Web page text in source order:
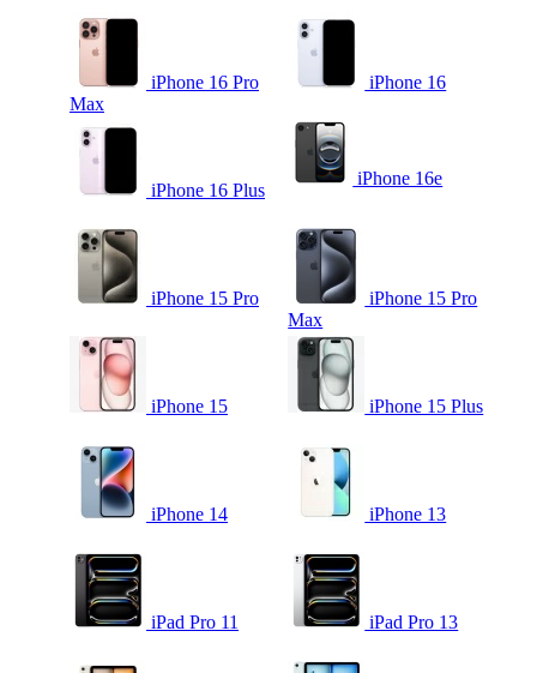
iPhone 16 Pro
Max
iPhone 16
iPhone 16 Plus
iPhone 16e
iPhone 15 Pro
iPhone 15 Pro
Max
iPhone 15 iPhone 15 Plus
iPhone 14 iPhone 13
iPad Pro 11 iPad Pro 13